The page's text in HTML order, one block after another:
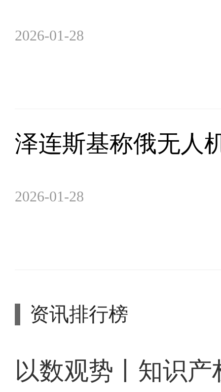
2026-01-28
泽连斯基称俄无人
2026-01-28
资讯排行榜
以数观势丨知识